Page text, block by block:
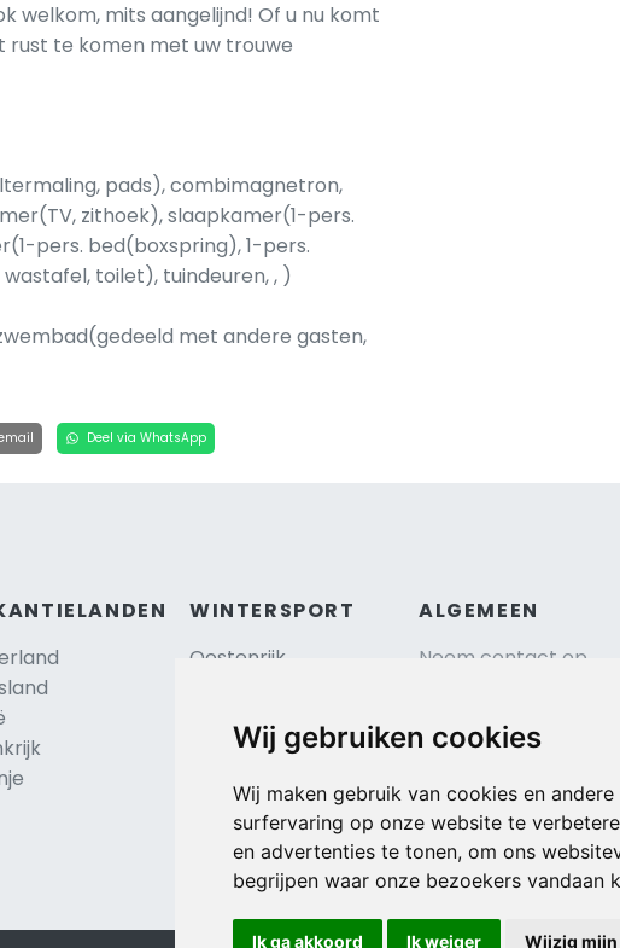
Wij gebruiken cookies
Wij maken gebruik van cookies en
surfervaring op onze website te
en advertenties te tonen, om ons
begrijpen waar onze bezoekers vandaan
Ik ga akkoord Ik weiger Wijzig
welkom, mits aangelijnd! Of u nu komt
te komen met uw trouwe
pads), combimagnetron,
zithoek), slaapkamer(1-pers.
pers. bed(boxspring), 1-pers.
toilet), tuindeuren, , )
met andere gasten,
Deel via WhatsApp
WINTERSPORT
Oostenrijk
Zwitserland
Tsjechië
TIP
Duitsland
ALGEMEEN
Neem contact op
Reisverzekering
Algemene